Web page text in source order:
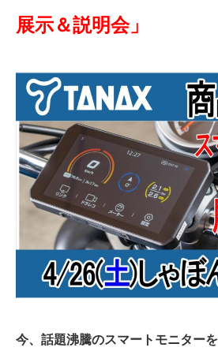
展示＆説明会」
今、話題沸騰のスマートモニターを